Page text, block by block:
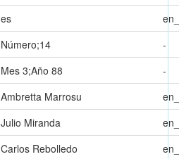
es
Número;14
-
Mes 3;Año 88
-
Ambretta Marrosu
Julio Miranda
Carlos Rebolledo